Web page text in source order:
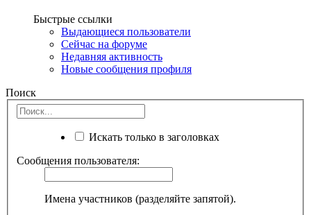
Быстрые ссылки
Выдающиеся пользователи
Сейчас на форуме
Недавняя активность
Новые сообщения профиля
Поиск
Искать только в заголовках
Сообщения пользователя:
Имена участников (разделяйте запятой).